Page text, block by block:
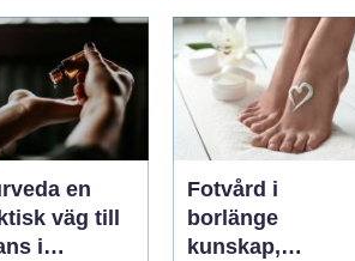
annan vård. Foku...
en
väg till
i
Fotvård i
borlänge
kunskap,